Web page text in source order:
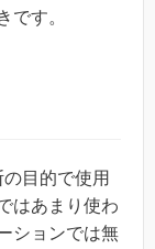
です。
目的で使用
はあまり使わ
ションでは無